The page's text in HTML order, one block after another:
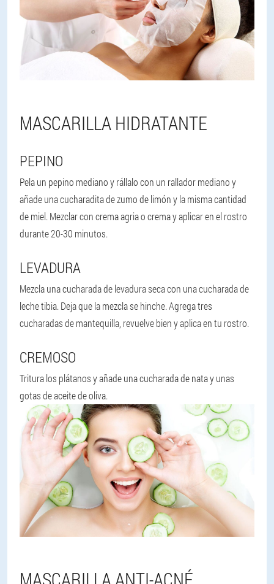
MASCARILLA HIDRATANTE
PEPINO
Pela un pepino mediano y rállalo con un rallador mediano y
añade una cucharadita de zumo de limón y la misma cantidad
de miel. Mezclar con crema agria o crema y aplicar en el rostro
durante 20-30 minutos.
LEVADURA
Mezcla una cucharada de levadura seca con una cucharada de
leche tibia. Deja que la mezcla se hinche. Agrega tres
cucharadas de mantequilla, revuelve bien y aplica en tu rostro.
CREMOSO
Tritura los plátanos y añade una cucharada de nata y unas
gotas de aceite de oliva.